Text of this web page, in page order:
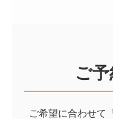
ご
ご希望に合わせて